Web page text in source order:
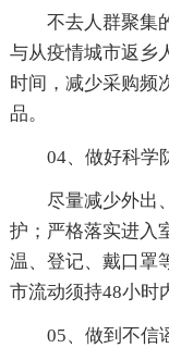
不去人群聚集
与从疫情城市返乡
时间，减少采购频
品。
04、做好科学
尽量减少外出
护；严格落实进入
温、登记、戴口罩
市流动须持48小时
05、做到不信